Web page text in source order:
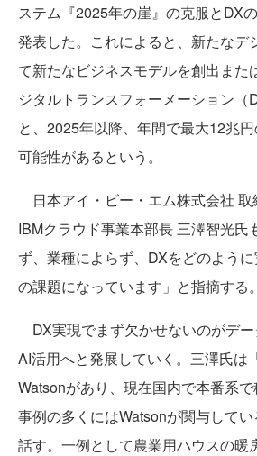
ステム『2025年の崖』の克服とDX
発表した。これによると、新たなデ
て新たなビジネスモデルを創出また
ジタルトランスフォーメーション（
と、2025年以降、年間で最大12兆
可能性があるという。
日本アイ・ビー・エム株式会社 取
IBMクラウド事業本部長 三澤智光氏
ず、業種によらず、DXをどのよう
の課題になっています」と指摘する。
DX実現でまず欠かせないのがデ
AI活用へと発展していく。三澤氏は
Watsonがあり、現在国内で本番系
事例の多くにはWatsonが関与して
話す。一例として農業用ハウスの暖